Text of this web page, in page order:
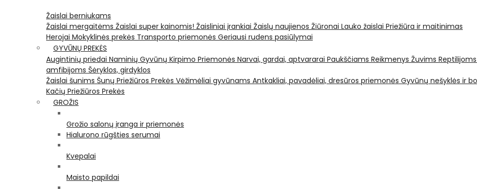
Žaislai berniukams
Žaislai mergaitėms Žaislai super kainomis! Žaisliniai įrankiai Žaislų naujienos Žiūronai Lauko žaislai Priežiūra ir maitinimas
Herojai Mokyklinės prekės Transporto priemonės Geriausi rudens pasiūlymai
GYVŪNŲ PREKĖS
Augintinių priedai Naminių Gyvūnų Kirpimo Priemonės Narvai, gardai, aptvararai Paukščiams Reikmenys Žuvims
amfibijoms Šėryklos, girdyklos
Žaislai šunims Šunų Priežiūros Prekės Vėžimėliai gyvūnams Antkakliai, pavadėliai, dresūros priemonės Gyvūnų nešyklės ir
Kačių Priežiūros Prekės
GROŽIS
Grožio salonų įranga ir priemonės
Hialurono rūgšties serumai
Kvepalai
Maisto papildai